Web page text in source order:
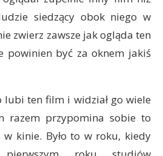
siedzący obok niego w
zwierz zawsze jak ogląda ten
powinien być za oknem jakiś
lubi ten film i widział go wiele
razem przypomina sobie to
w kinie. Było to w roku, kiedy